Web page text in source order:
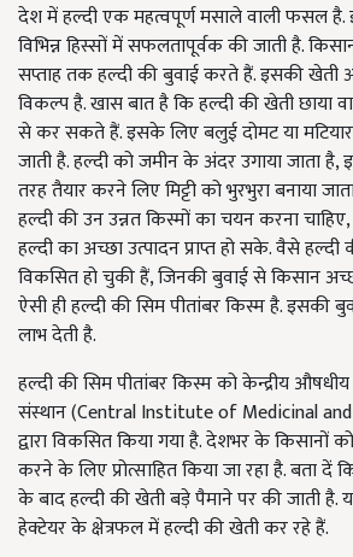
देश में हल्दी एक महत्वपूर्ण मसाले वाली फसल
विभिन्न हिस्सों में सफलतापूर्वक की जाती है.
सप्ताह तक हल्दी की बुवाई करते हैं. इसकी खेती
विकल्प है. खास बात है कि हल्दी की खेती छाया
से कर सकते हैं. इसके लिए बलुई दोमट या मटियार
जाती है. हल्दी को जमीन के अंदर उगाया जाता
तरह तैयार करने लिए मिट्टी को भुरभुरा बनाया
हल्दी की उन उन्नत किस्मों का चयन करना
हल्दी का अच्छा उत्पादन प्राप्त हो सके. वैसे
विकसित हो चुकी हैं, जिनकी बुवाई से किसान
ऐसी ही हल्दी की सिम पीतांबर किस्म है. इसकी
लाभ देती है.
हल्दी की सिम पीतांबर किस्म को केन्द्रीय
संस्थान (Central Institute of Medicinal
द्वारा विकसित किया गया है. देशभर के किसानों
करने के लिए प्रोत्साहित किया जा रहा है. बता दें
के बाद हल्दी की खेती बड़े पैमाने पर की जाती है.
हेक्टेयर के क्षेत्रफल में हल्दी की खेती कर रहे हैं.